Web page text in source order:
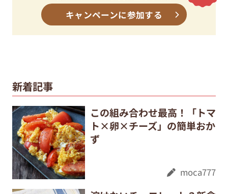
キャンペーンに参加する
新着記事
この組み合わせ最高！「トマ
ト×卵×チーズ」の簡単おか
ず
moca777